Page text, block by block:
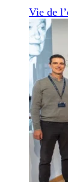
Vie de